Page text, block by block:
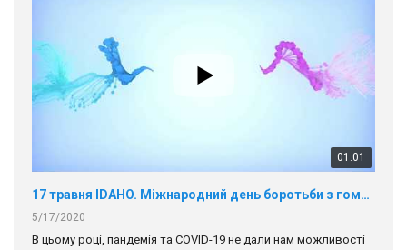
01:01
17 травня IDAHO. Міжнародний день боротьби з гомофобією трансфобією і біфобія.
5/17/2020
В цьому році, пандемія та COVІD-19 не дали нам можливості